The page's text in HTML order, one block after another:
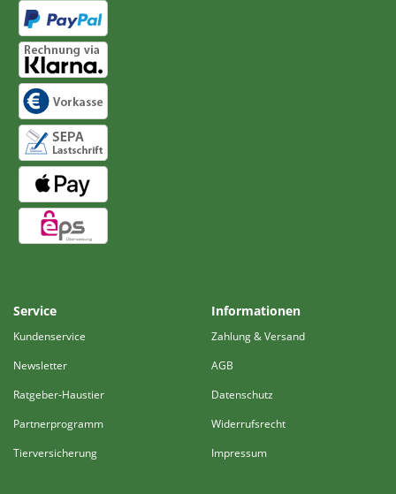
Service
Kundenservice
Newsletter
Ratgeber-Haustier
Partnerprogramm
Tierversicherung
Informationen
Zahlung & Versand
AGB
Datenschutz
Widerrufsrecht
Impressum